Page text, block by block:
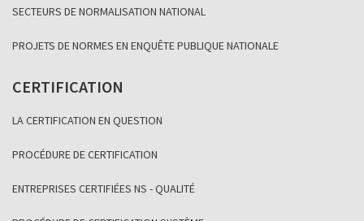
SECTEURS DE NORMALISATION NATIONAL
PROJETS DE NORMES EN ENQUÊTE PUBLIQUE NATIONALE
CERTIFICATION
LA CERTIFICATION EN QUESTION
PROCÉDURE DE CERTIFICATION
ENTREPRISES CERTIFIÉES NS - QUALITÉ